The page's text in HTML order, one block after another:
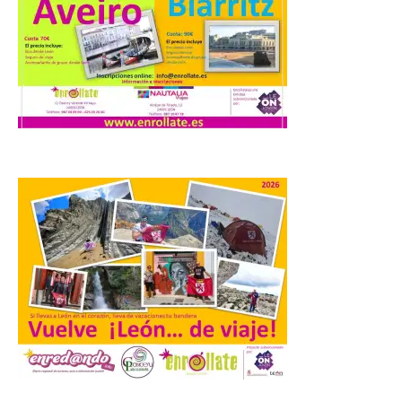
El profesorado de la
Facultad de Ciencias de la
Actividad Física y del
Deporte de la ULE diseña
una propuesta que
combina acción rápida, toma de
decisiones y colaboración estratégica sin
que ningún participante quede excluido
del juego. GEO-Arena nace […]
Transportes activa un
dispositivo especial para
facilitar la movilidad
durante el eclipse total de
Sol del 12 de agosto
9 Ago 2026
Renfe reforzará servicios
de Media Distancia